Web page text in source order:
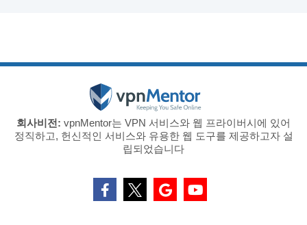
회사비전: vpnMentor는 VPN 서비스와 웹 프라이버시에 있어
정직하고, 헌신적인 서비스와 유용한 웹 도구를 제공하고자 설
립되었습니다